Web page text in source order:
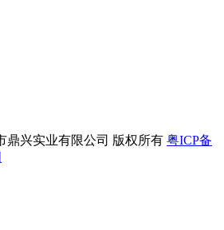
鼎兴实业有限公司 版权所有 粤ICP备